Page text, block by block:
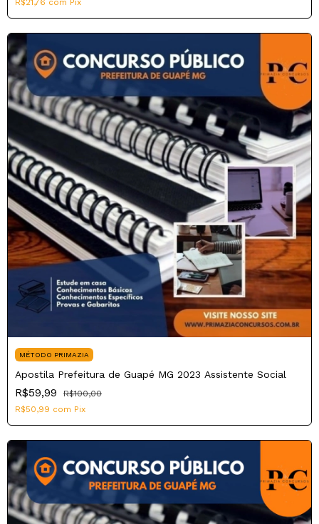
MÉTODO PRIMAZIA
Apostila Prefeitura de Guapé MG 2023 Assistente Social
R$59,99
R$100,00
R$50,99 com Pix